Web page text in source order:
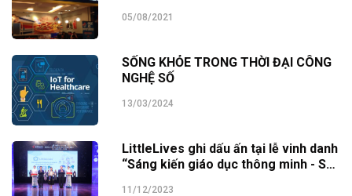
05/08/2021
SỐNG KHỎE TRONG THỜI ĐẠI CÔNG
NGHỆ SỐ
13/03/2024
LittleLives ghi dấu ấn tại lễ vinh danh
“Sáng kiến giáo dục thông minh - SEI
11/12/2023